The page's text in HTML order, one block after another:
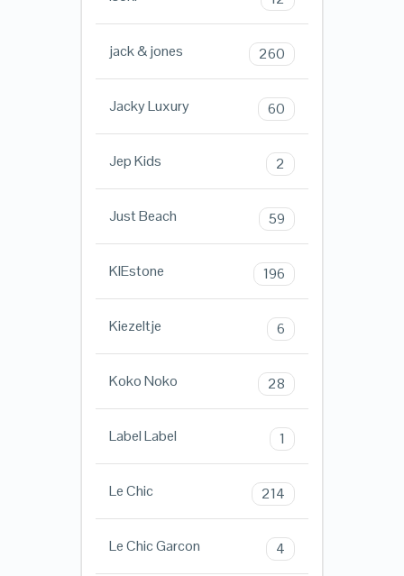
jack & jones 260
Jacky Luxury 60
Jep Kids 2
Just Beach 59
KIEstone 196
Kiezeltje 6
Koko Noko 28
Label Label 1
Le Chic 214
Le Chic Garcon 4